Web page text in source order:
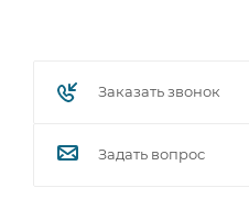
Заказать звонок
Задать вопрос